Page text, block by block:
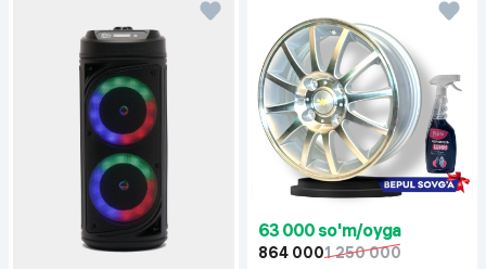
63 000 so'm/oyga
864 0001 250 000